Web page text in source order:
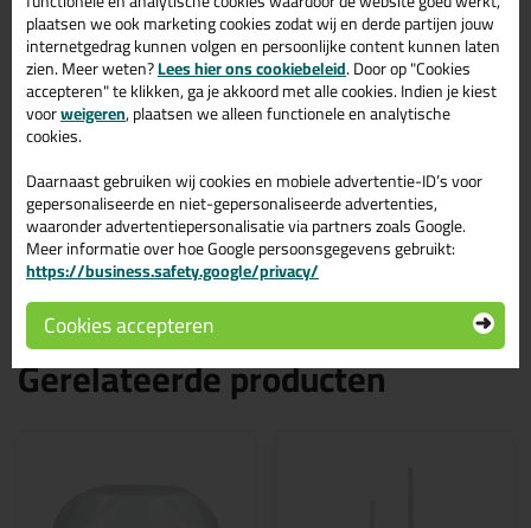
alle voordelen van PCR plastic:
Minder gebruik van fossiele grondstoffen
Vermindering van CO2-uitstoot tot wel 85%
Minder waterverbruik
Minder energieverbruik
Vermindering van de hoeveelheid afval
Het laat de consument zien dat merkeigenaren zich zorgen
maken over de impact van hun productverpakking op het
milieu
Het gebruik van PCR-plastic helpt bij het creëren van een
circulaire economie.
Gerelateerde producten
plaatsen we ook marketing cookies zodat wij en derde partijen jouw
internetgedrag kunnen volgen en persoonlijke content kunnen laten
zien. Meer weten?Lees hier ons cookiebeleid. Door op "Cookies
accepteren" te klikken, ga je akkoord met alle cookies. Indien je kiest
voorweigeren, plaatsen we alleen functionele en analytische
cookies.
Daarnaast gebruiken wij cookies en mobiele advertentie-ID’s voor
gepersonaliseerde en niet-gepersonaliseerde advertenties,
waaronder advertentiepersonalisatie via partners zoals Google.
Meer informatie over hoe Google persoonsgegevens gebruikt:
https://business.safety.google/privacy/
Cookies accepteren